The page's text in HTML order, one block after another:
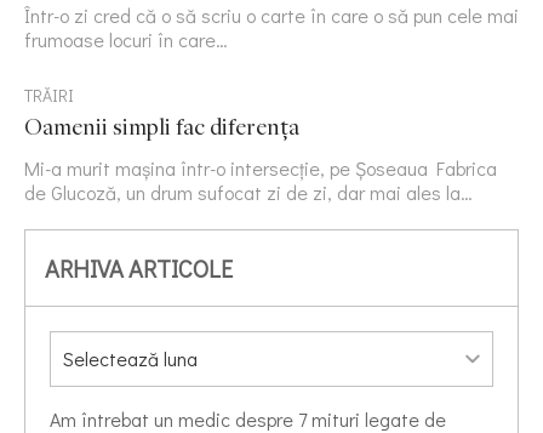
Într-o zi cred că o să scriu o carte în care o să pun cele mai
frumoase locuri în care…
TRĂIRI
Oamenii simpli fac diferența
Mi-a murit mașina într-o intersecție, pe Șoseaua Fabrica
de Glucoză, un drum sufocat zi de zi, dar mai ales la…
ARHIVA ARTICOLE
Am întrebat un medic despre 7 mituri legate de